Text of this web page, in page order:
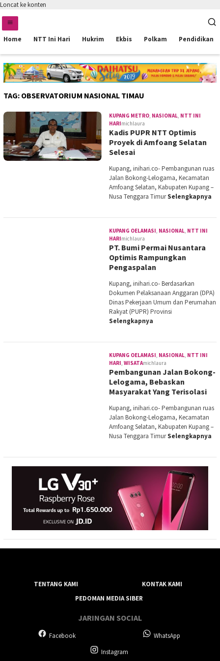
Loncat ke konten
Home NTT Ini Hari Hukrim Ekbis Polkam Pendidikan
TAG: OBSERVATORIUM NASIONAL TIMAU
KUPANG METRO, NASIONAL, NTT INI
HARImichlaura
Kadis PUPR NTT Optimis
Proyek di Amfoang Selatan
Selesai
Kupang, inihari.co- Pembangunan ruas
Jalan Bokong-Lelogama, Kecamatan
Amfoang Selatan, Kabupaten Kupang –
Nusa Tenggara TimurSelengkapnya
KUPANG OELAMASI, NASIONAL, NTT INI
HARImichlaura
PT. Bumi Permai Nusantara
Optimis Rampungkan
Pengaspalan
Kupang, inihari.co- Berdasarkan
Dokumen Pelaksanaan Anggaran (DPA)
Dinas Pekerjaan Umum dan Perumahan
Rakyat (PUPR) Provinsi
Selengkapnya
KUPANG OELAMASI, NASIONAL, NTT INI
HARI, WISATAmichlaura
Pembangunan Jalan Bokong-
Lelogama, Bebaskan
Masyarakat Yang Terisolasi
Kupang, inihari.co- Pembangunan ruas
Jalan Bokong-Lelogama, Kecamatan
Amfoang Selatan, Kabupaten Kupang –
Nusa Tenggara TimurSelengkapnya
TENTANG KAMI
KONTAK KAMI
PEDOMAN MEDIA SIBER
JARINGAN SOCIAL
Facebook
WhatsApp
Instagram